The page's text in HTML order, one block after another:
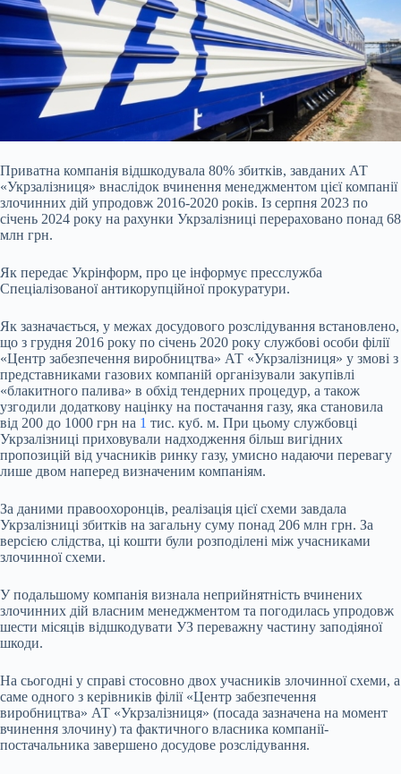
Приватна компанія відшкодувала 80% збитків, завданих АТ
«Укрзалізниця» внаслідок вчинення менеджментом цієї компанії
злочинних дій упродовж 2016-2020 років. Із серпня 2023 по
січень 2024 року на рахунки Укрзалізниці перераховано понад 68
млн грн.
Як передає Укрінформ, про це інформує пресслужба
Спеціалізованої антикорупційної прокуратури.
Як зазначається, у межах досудового розслідування встановлено,
що з грудня 2016 року по січень 2020 року службові особи філії
«Центр забезпечення виробництва» АТ «Укрзалізниця» у змові з
представниками газових компаній організували закупівлі
«блакитного палива» в обхід тендерних процедур, а також
узгодили додаткову націнку на постачання газу, яка становила
від 200 до 1000 грн на 1 тис. куб. м. При цьому службовці
Укрзалізниці приховували надходження більш вигідних
пропозицій від учасників ринку газу, умисно надаючи перевагу
лише двом наперед визначеним компаніям.
За даними правоохоронців, реалізація цієї схеми завдала
Укрзалізниці збитків на загальну суму понад 206 млн грн. За
версією слідства, ці кошти були розподілені між учасниками
злочинної схеми.
У подальшому компанія визнала неприйнятність вчинених
злочинних дій власним менеджментом та погодилась упродовж
шести місяців відшкодувати УЗ переважну частину заподіяної
шкоди.
На сьогодні у справі стосовно двох учасників злочинної схеми, а
саме одного з керівників філії «Центр забезпечення
виробництва» АТ «Укрзалізниця» (посада зазначена на момент
вчинення злочину) та фактичного власника компанії-
постачальника завершено досудове розслідування.